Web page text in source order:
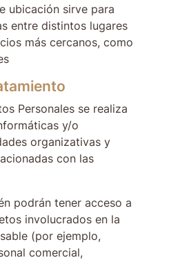
ubicación sirve para
entre distintos lugares
más cercanos, como
Personales se realiza
y/o
organizativas y
con las
podrán tener acceso a
involucrados en la
(por ejemplo,
comercial,